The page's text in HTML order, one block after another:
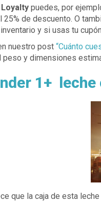
Loyalty puedes, por
25% de descuento. O
y si usas tu
nuestro post “Cuánto
peso y dimensiones
1+ leche
que la caja de esta